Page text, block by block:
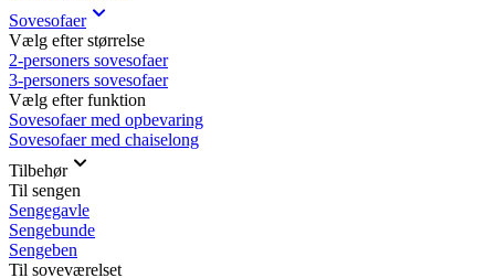
Sovesofaer
Vælg efter størrelse
2-personers sovesofaer
3-personers sovesofaer
Vælg efter funktion
Sovesofaer med opbevaring
Sovesofaer med chaiselong
Tilbehør
Til sengen
Sengegavle
Sengebunde
Sengeben
Til soveværelset